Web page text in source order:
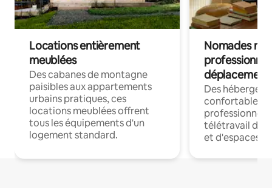
Locations entièrement
meublées
Des cabanes de montagne
paisibles aux appartements
urbains pratiques, ces
locations meublées offrent
tous les équipements d'un
logement standard.
Nomades
déplacement
Des
confortables
professionnels
télétravail
et d'espaces